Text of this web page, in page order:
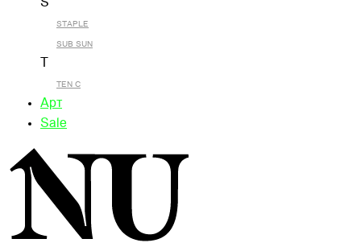
S
STAPLE
SUB SUN
TEN C
Арт
Sale